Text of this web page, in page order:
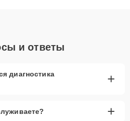
и ответы
диагностика
+
+